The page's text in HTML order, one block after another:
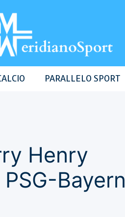
PARALLELO SPORT
Henry
Bayern